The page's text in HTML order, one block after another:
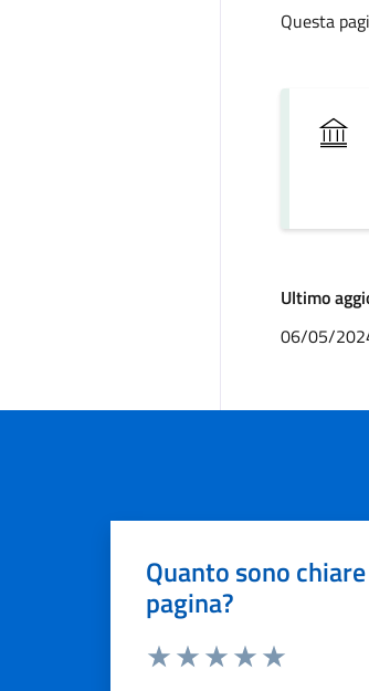
Questa
Ultimo
06/05/
Quanto sono
pagina?